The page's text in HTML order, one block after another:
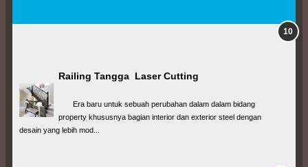
Railing Tangga  Laser Cutting
Era baru untuk sebuah perubahan dalam dalam bidang
property khususnya bagian interior dan exterior steel dengan
desain yang lebih mod...